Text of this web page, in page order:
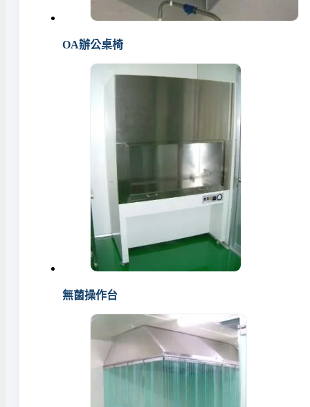
OA辦公桌椅
無菌操作台